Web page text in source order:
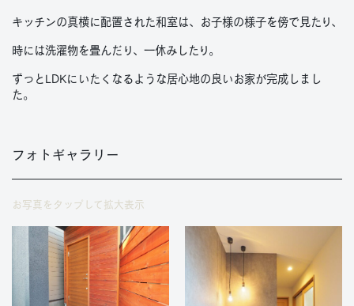
キッチンの真横に配置された和室は、お子様の様子を傍で見たり、
時には洗濯物を畳んだり、一休みしたり。
ずっとLDKにいたくなるような居心地の良いお家が完成しまし
た。
フォトギャラリー
お写真をタップして拡大表示